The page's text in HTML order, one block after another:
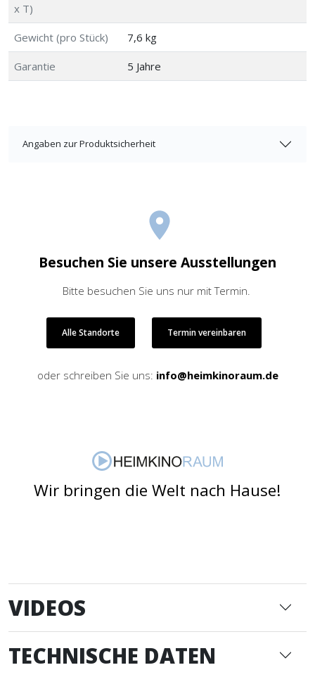
x T)
Gewicht (pro Stück) 7,6 kg
Garantie 5 Jahre
Angaben zur Produktsicherheit
Besuchen Sie unsere Ausstellungen
Bitte besuchen Sie uns nur mit Termin.
Alle Standorte Termin vereinbaren
oder schreiben Sie uns: info@heimkinoraum.de
Wir bringen die Welt nach Hause!
VIDEOS
TECHNISCHE DATEN